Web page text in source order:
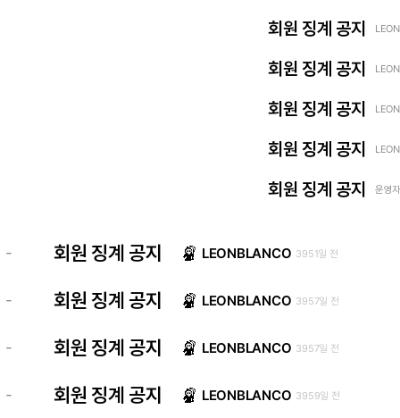
회원 징계 공지
회원 징계 공지
회원 징계 공지
회원 징계 공지
회원 징계 공지 운영
- 회원 징계 공지 LEONBLANCO 3951일 전
- 회원 징계 공지 LEONBLANCO 3957일 전
- 회원 징계 공지 LEONBLANCO 3957일 전
- 회원 징계 공지 LEONBLANCO 3959일 전